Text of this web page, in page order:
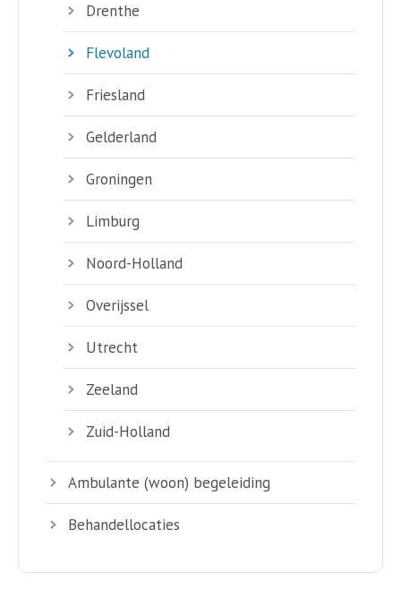
Drenthe
Flevoland
Friesland
Gelderland
Groningen
Limburg
Noord-Holland
Overijssel
Utrecht
Zeeland
Zuid-Holland
Ambulante (woon) begeleiding
Behandellocaties